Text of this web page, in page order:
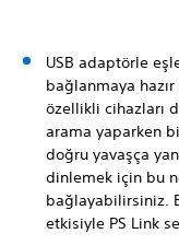
USB adaptörle
bağlanmaya
özellikli cihazları
arama yaparken
doğru yavaşça
dinlemek için bu
bağlayabilirsiniz.
etkisiyle PS Link